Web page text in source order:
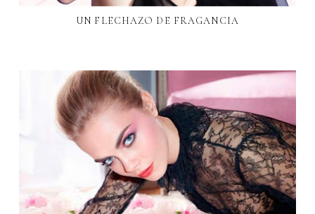
UN FLECHAZO DE FRAGANCIA